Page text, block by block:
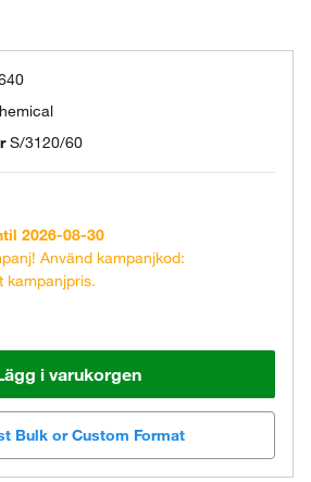
S/3120/60
2026-08-30
Använd kampanjkod:
kampanjpris.
i varukorgen
Bulk or Custom Format